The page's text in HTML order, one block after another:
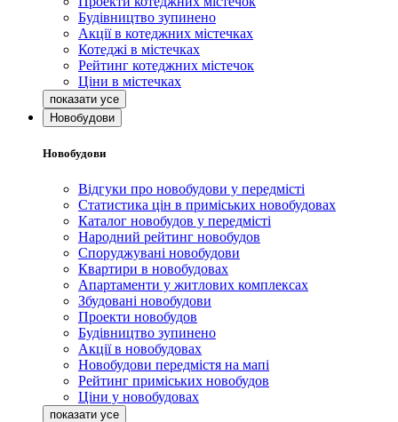
Будівництво зупинено
Акції в котеджних містечках
Котеджі в містечках
Рейтинг котеджних містечок
Ціни в містечках
Новобудови
Новобудови
Відгуки про новобудови у передмісті
Статистика цін в приміських новобудовах
Каталог новобудов у передмісті
Народний рейтинг новобудов
Споруджувані новобудови
Квартири в новобудовах
Апартаменти у житлових комплексах
Збудовані новобудови
Проекти новобудов
Будівництво зупинено
Акції в новобудовах
Новобудови передмістя на мапі
Рейтинг приміських новобудов
Ціни у новобудовах